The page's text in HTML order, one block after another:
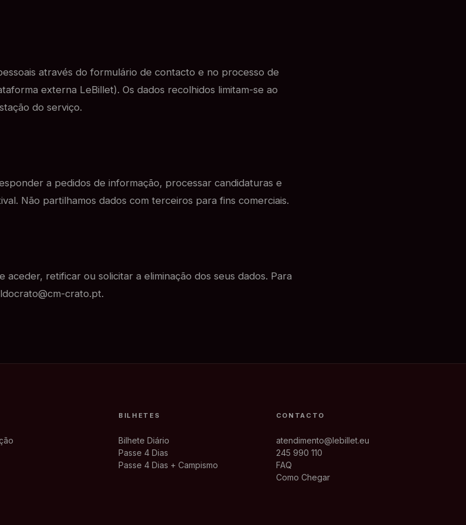
através do formulário de contacto e no processo de
externa LeBillet). Os dados recolhidos limitam-se ao
do serviço.
a pedidos de informação, processar candidaturas e
Não partilhamos dados com terceiros para fins comerciais.
aceder, retificar ou solicitar a eliminação dos seus dados. Para
crato.pt.
BILHETES
Bilhete Diário
Passe 4 Dias
Passe 4 Dias + Campismo
CONTACTO
atendimento@lebillet.eu
245 990 110
FAQ
Como Chegar